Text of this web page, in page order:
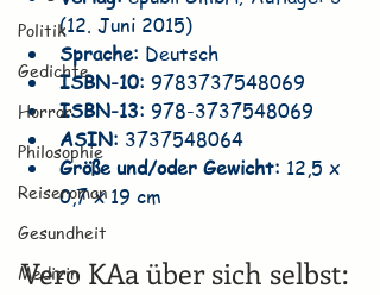
Politik
Gedichte
Horror
Philosophie
Reiseroman
Gesundheit
Medizin
(12. Juni 2015)
Sprache: Deutsch
ISBN-10: 9783737548069
ISBN-13: 978-3737548069
ASIN: 3737548064
Größe und/oder Gewicht: 12,5 x
0,7 x 19 cm
Vero KAa über sich selbst: